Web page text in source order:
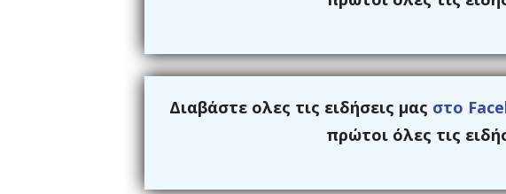
Διαβάστε ολες τις ειδήσεις μας στο
πρώτοι όλες τις